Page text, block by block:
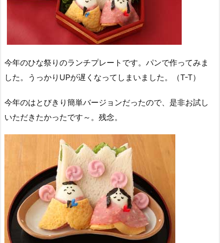
今年のひな祭りのランチプレートです。パンで作ってみま
した。うっかりUPが遅くなってしまいました。（T-T）
今年のはとびきり簡単バージョンだったので、是非お試し
いただきたかったです～。残念。